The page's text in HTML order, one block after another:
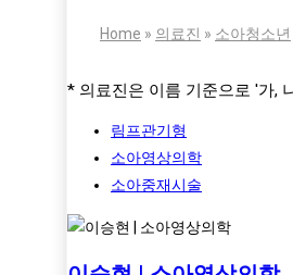
Home » 의료진 » 소아청소년
* 의료진은 이름 기준으로 '가,
림프관기형
소아영상의학
소아중재시술